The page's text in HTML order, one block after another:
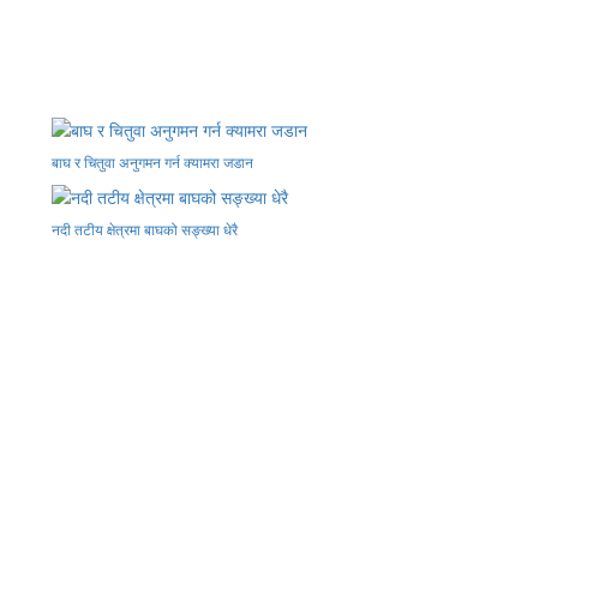
बाघ र चितुवा अनुगमन गर्न क्यामरा जडान
नदी तटीय क्षेत्रमा बाघको सङ्ख्या धेरै